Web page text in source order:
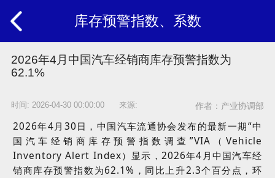
库存预警指数、系数
2026年4月中国汽车经销商库存预警指数为
62.1%
时间: 2026-04-30 00:00:00 来源: 作者：产业协调部
2026年4月 30日，中国汽车流通协会发布的最新一期“中
国汽车经销商库存预警指数调查”VIA （Vehicle
Inventory Alert Index）显示， 2026年4月中国汽车经
销商库存预警指数为62.1% ，同比上升2.3个百分点，环